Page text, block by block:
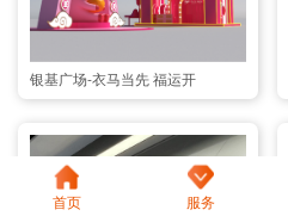
银基广场-衣马当先 福运开
首页 服务